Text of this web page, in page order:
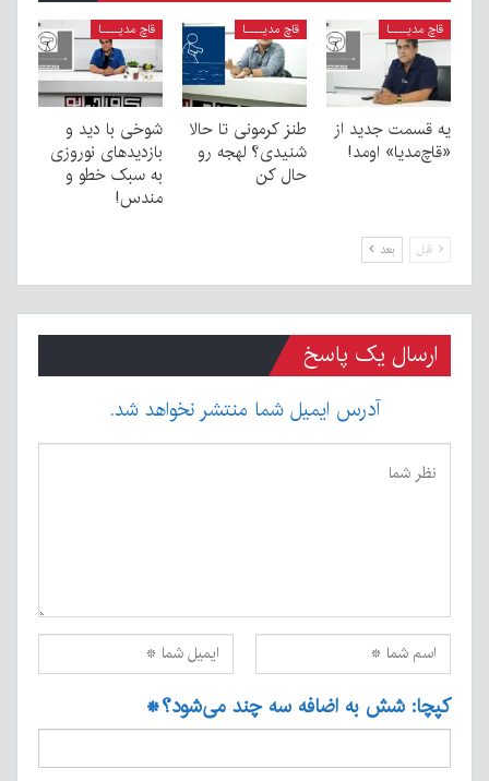
قاچ مدیــــا
یه قسمت جدید از
«قاچ‌مدیا» اومد!
قاچ مدیــــا
طنز کرمونی تا حالا
شنیدی؟ لهجه رو
حال کن
قاچ مدیــــا
شوخی با دید و
بازدیدهای نوروزی
به سبک خطو و
مندس!
قبل بعد
ارسال یک پاسخ
آدرس ایمیل شما منتشر نخواهد شد.
کپچا: شش به اضافه سه چند می‌شود؟*